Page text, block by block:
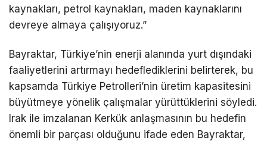
kaynakları, petrol kaynakları, maden kaynaklarını
devreye almaya çalışıyoruz.”
Bayraktar, Türkiye’nin enerji alanında yurt dışındaki
faaliyetlerini artırmayı hedeflediklerini belirterek, bu
kapsamda Türkiye Petrolleri’nin üretim kapasitesini
büyütmeye yönelik çalışmalar yürüttüklerini söyledi.
Irak ile imzalanan Kerkük anlaşmasının bu hedefin
önemli bir parçası olduğunu ifade eden Bayraktar,